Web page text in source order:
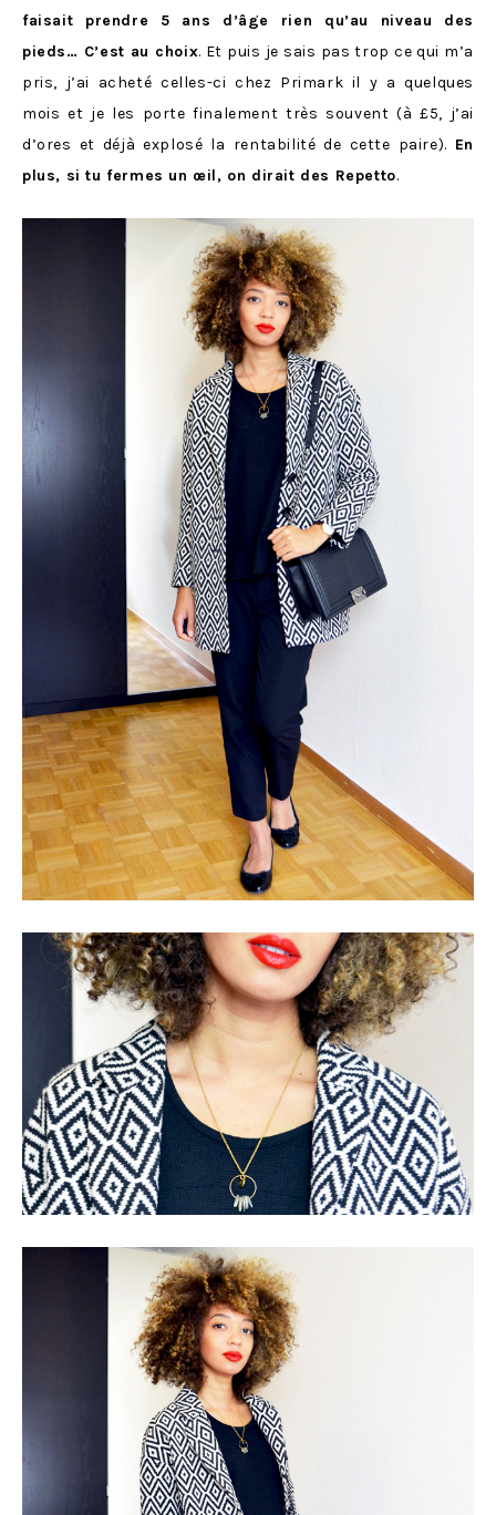
faisait prendre 5 ans d’âge rien qu’au niveau des
pieds… C’est au choix. Et puis je sais pas trop ce qui m’a
pris, j’ai acheté celles-ci chez Primark il y a quelques
mois et je les porte finalement très souvent (à £5, j’ai
d’ores et déjà explosé la rentabilité de cette paire). En
plus, si tu fermes un œil, on dirait des Repetto.